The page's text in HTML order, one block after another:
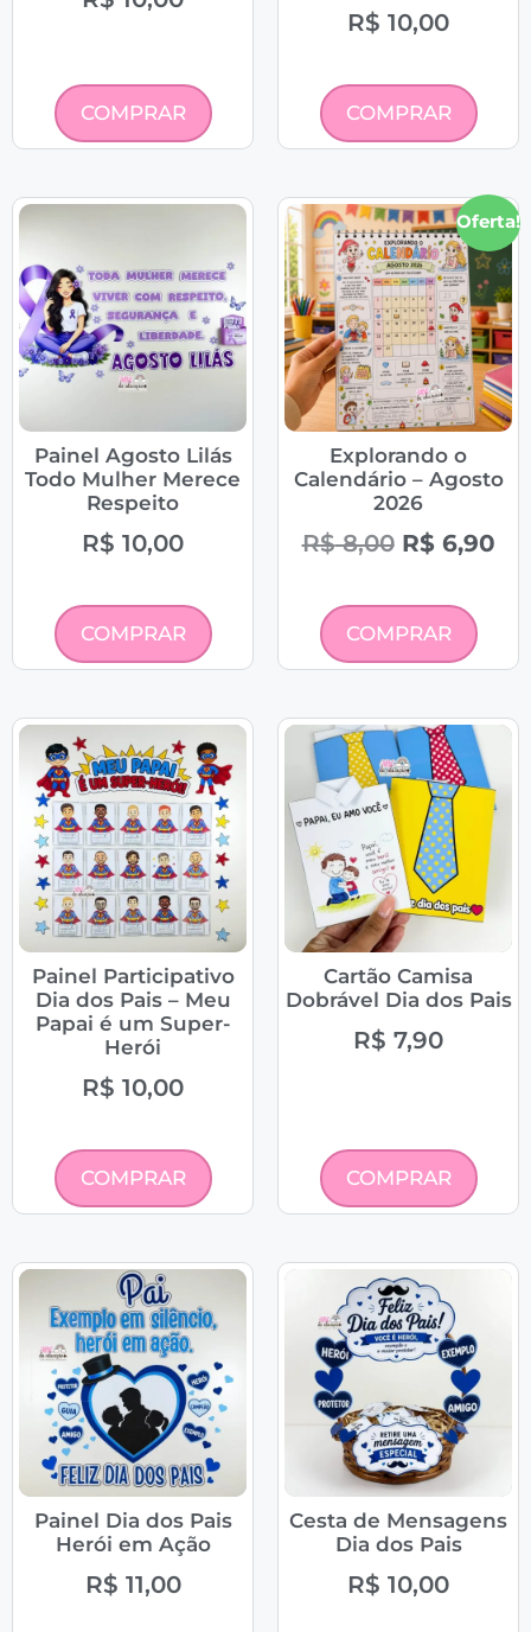
COMPRAR
R$ 10,00
COMPRAR
Painel Agosto Lilás
Todo Mulher Merece
Respeito
R$ 10,00
COMPRAR
Oferta!
Explorando o
Calendário – Agosto
2026
R$8,00 R$6,90
COMPRAR
Painel Participativo
Dia dos Pais – Meu
Papai é um Super-
Herói
R$ 10,00
COMPRAR
Cartão Camisa
Dobrável Dia dos Pais
R$ 7,90
COMPRAR
Painel Dia dos Pais
Herói em Ação
R$ 11,00
Cesta de Mensagens
Dia dos Pais
R$ 10,00